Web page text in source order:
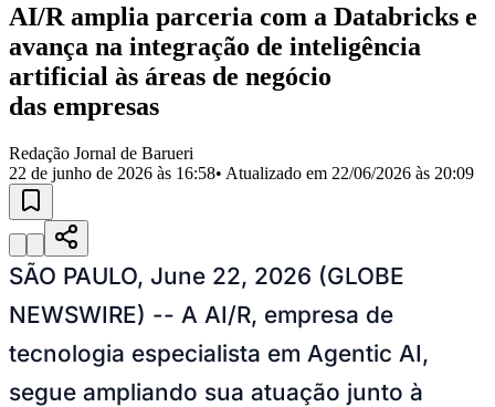
Selecione sua região Para notícias da sua região
AldeiaAldeia da SerraAldeia de BarueriAlphaville
JubranBelvalBethaville Boa
VistaCalifórniaCarapicuíba
MilitarItapeviJandiraJardim Audir
CalifórniaJardim dos AltosJardim dos CamargosJardim
Esperança
Julio
MutingaJardim Paraíso
Luís
Jardim São Pedro
TupãJardim Tupanci Mutinga Nova Aldeinha OsascoParque dos
Camargos Parque Imperial Parque Santa Luzia Parque Viana
do Bom JesusRecanto Phrynéa Santana de
ParnaíbaSilveiraTamboréVale do Sol Vila Barros Vila Boa Vista
do CondeVila Engenho NovoVila Márcia Vila Nossa Sra. da
Escada
Vila Porto
Votupoca
Para Sua Empresa
AI/R amplia parceria com a Databricks e
avança na integração de inteligência
artificial às áreas de negócio
das empresas
Redação Jornal de Barueri
22 de junho de 2026 às 16:58• Atualizado em 22/06/2026 às 20:09
SÃO PAULO, June 22, 2026 (GLOBE
NEWSWIRE) -- A AI/R, empresa de
tecnologia especialista em Agentic AI,
segue ampliando sua atuação junto à